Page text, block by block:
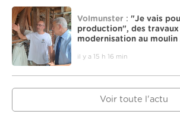
Volmunster : "Je vais
production", des travaux
modernisation au moulin
il y a 15 h 16 min
Voir toute l'actu